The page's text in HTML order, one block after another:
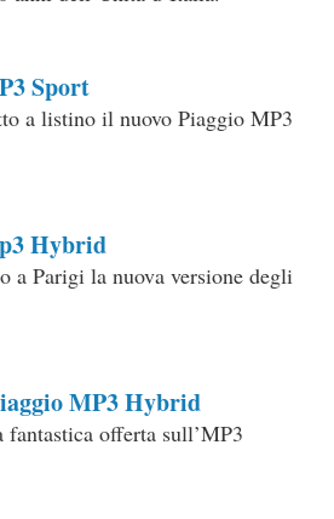
Sport
a listino il nuovo Piaggio MP3
Hybrid
a Parigi la nuova versione degli
MP3 Hybrid
fantastica offerta sull’MP3